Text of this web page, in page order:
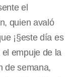
el
quien avaló
¡§este día es
empuje de la
de semana,